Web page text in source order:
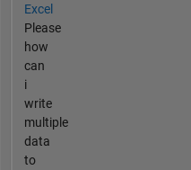
Excel
Please
how
can
i
write
multiple
data
to